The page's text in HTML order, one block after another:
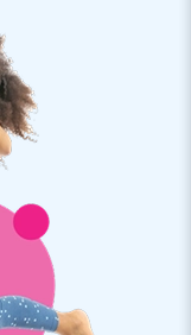
eenvoudig schoon
geleverd met
jarenlang optimaal
voor heel veel
met
naam als het
soorten en maten.
op het